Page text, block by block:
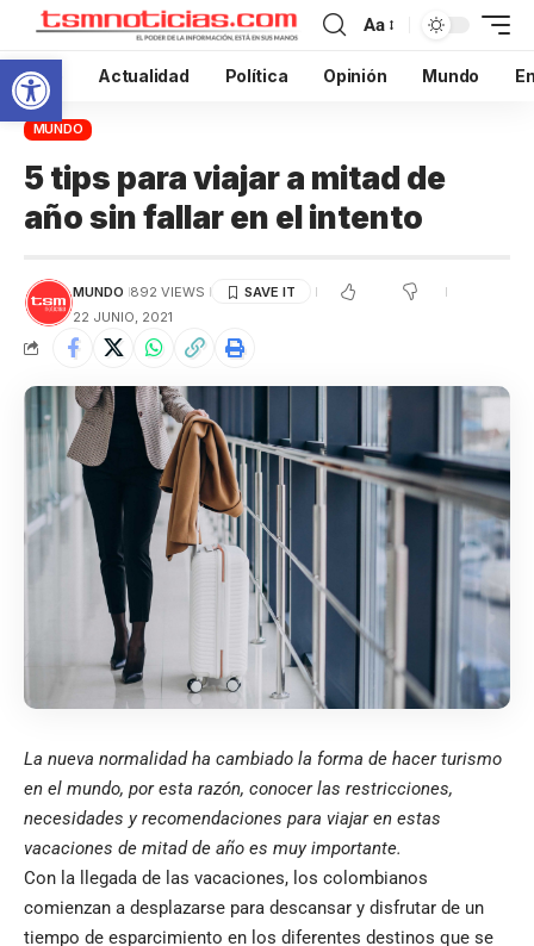
Abrir barra de herramientas
Aa
Inicio Actualidad Política Opinión Mundo
MUNDO
5 tips para viajar a mitad de
año sin fallar en el intento
MUNDO 892 VIEWS
22 JUNIO, 2021
La nueva normalidad ha cambiado la forma de hacer turismo
en el mundo, por esta razón, conocer las restricciones,
necesidades y recomendaciones para viajar en estas
vacaciones de mitad de año es muy importante.
Con la llegada de las vacaciones, los colombianos
comienzan a desplazarse para descansar y disfrutar de un
tiempo de esparcimiento en los diferentes destinos que se